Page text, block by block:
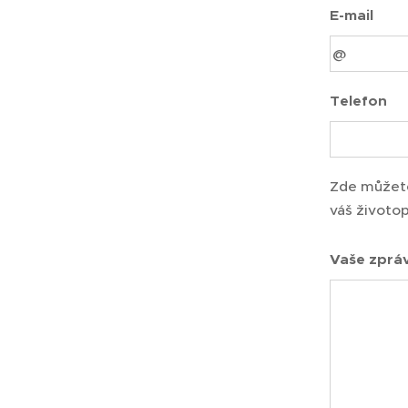
E-mail
Telefon
Zde
váš
Vaše